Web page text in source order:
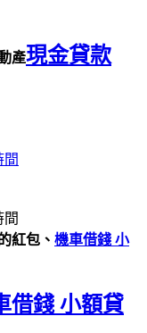
產現金貸款
間
間
紅包、 機車借錢 小
借錢 小額貸